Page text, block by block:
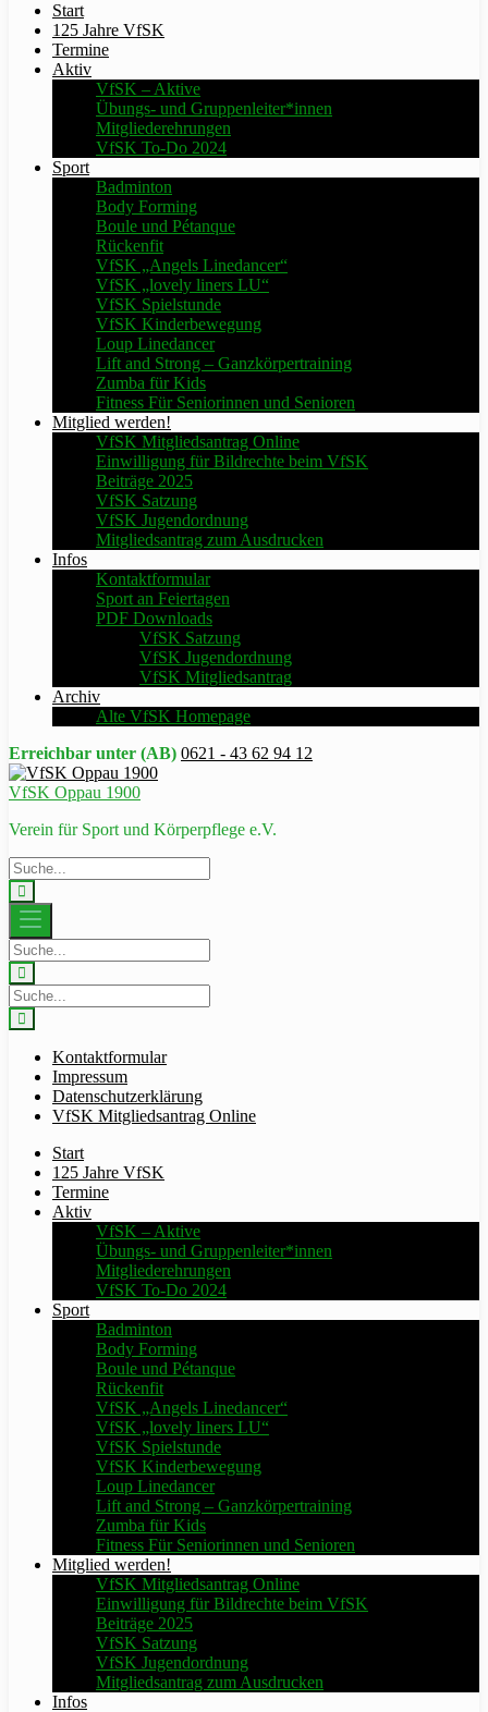
Start
125 Jahre VfSK
Termine
Aktiv
VfSK – Aktive
Übungs- und Gruppenleiter*innen
Mitgliederehrungen
VfSK To-Do 2024
Sport
Badminton
Body Forming
Boule und Pétanque
Rückenfit
VfSK „Angels Linedancer“
VfSK „lovely liners LU“
VfSK Spielstunde
VfSK Kinderbewegung
Loup Linedancer
Lift and Strong – Ganzkörpertraining
Zumba für Kids
Fitness Für Seniorinnen und Senioren
Mitglied werden!
VfSK Mitgliedsantrag Online
Einwilligung für Bildrechte beim VfSK
Beiträge 2025
VfSK Satzung
VfSK Jugendordnung
Mitgliedsantrag zum Ausdrucken
Infos
Kontaktformular
Sport an Feiertagen
PDF Downloads
VfSK Satzung
VfSK Jugendordnung
VfSK Mitgliedsantrag
Archiv
Alte VfSK Homepage
Erreichbar unter (AB) 0621 - 43 62 94 12
VfSK Oppau 1900
Verein für Sport und Körperpflege e.V.
Kontaktformular
Impressum
Datenschutzerklärung
VfSK Mitgliedsantrag Online
Start
125 Jahre VfSK
Termine
Aktiv
VfSK – Aktive
Übungs- und Gruppenleiter*innen
Mitgliederehrungen
VfSK To-Do 2024
Sport
Badminton
Body Forming
Boule und Pétanque
Rückenfit
VfSK „Angels Linedancer“
VfSK „lovely liners LU“
VfSK Spielstunde
VfSK Kinderbewegung
Loup Linedancer
Lift and Strong – Ganzkörpertraining
Zumba für Kids
Fitness Für Seniorinnen und Senioren
Mitglied werden!
VfSK Mitgliedsantrag Online
Einwilligung für Bildrechte beim VfSK
Beiträge 2025
VfSK Satzung
VfSK Jugendordnung
Mitgliedsantrag zum Ausdrucken
Infos